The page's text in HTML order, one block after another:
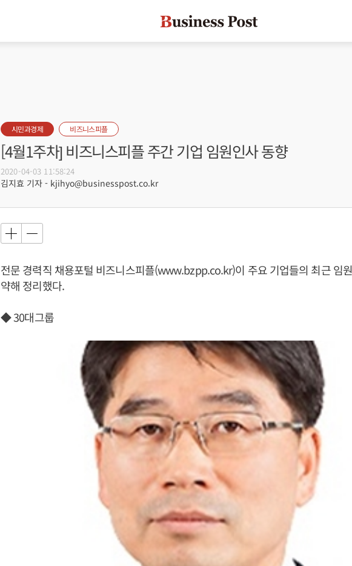
시민과경제 비즈니스피플
[4월1주차] 비즈니스피플 주간 기업 임원인사 동향
2020-04-03 11:58:24
김지효 기자 - kjihyo@businesspost.co.kr
전문 경력직 채용포털 비즈니스피플(www.bzpp.co.kr)이 주요 기업들의 최근 임
약해 정리했다.
◆ 30대그룹